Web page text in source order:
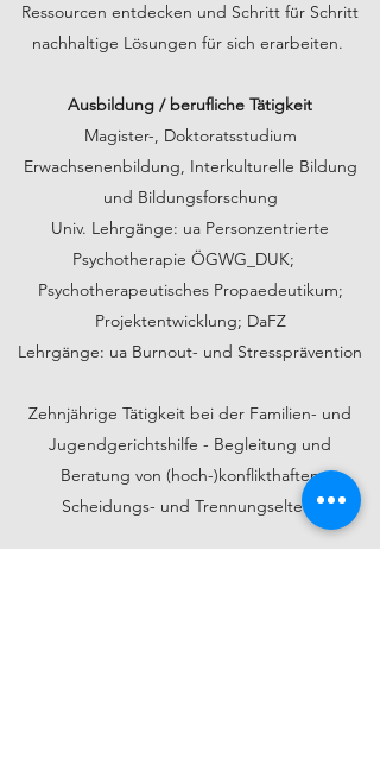
Ressourcen entdecken und Schritt für Schritt
nachhaltige Lösungen für sich erarbeiten.
Ausbildung / berufliche Tätigkeit
Magister-, Doktoratsstudium
Erwachsenenbildung, Interkulturelle Bildung
und Bildungsforschung
Univ. Lehrgänge: ua Personzentrierte
Psychotherapie ÖGWG_DUK;
Psychotherapeutisches Propaedeutikum;
Projektentwicklung; DaFZ
Lehrgänge: ua Burnout- und Stressprävention
Zehnjährige Tätigkeit bei der Familien- und
Jugendgerichtshilfe - Begleitung und
Beratung von (hoch-)konflikthaften
Scheidungs- und Trennungseltern